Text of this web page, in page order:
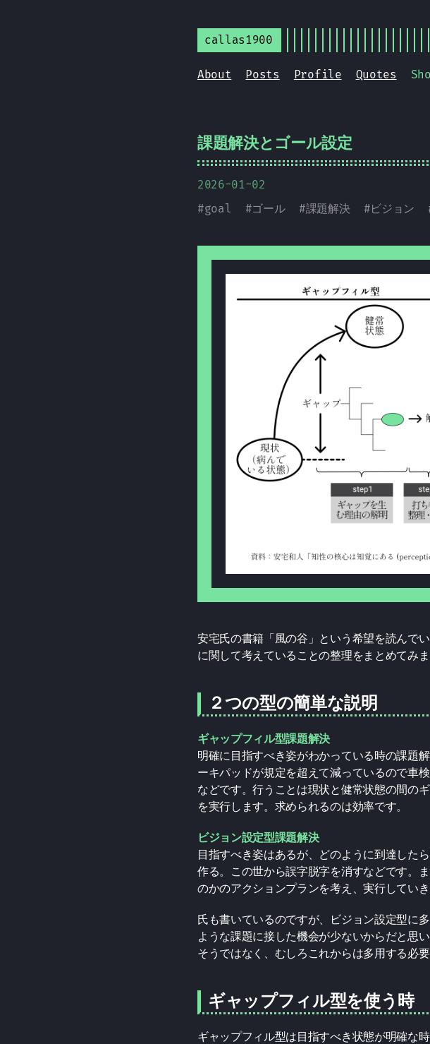
callas1900
About Posts Profile Quotes
課題解決とゴール設定
2026-01-02
#goal #ゴール#課題解決#ビジョン
安宅氏の書籍「風の谷」という希望を読んで
に関して考えていることの整理をまとめてみま
２つの型の簡単な説明
ギャップフィル型課題解決
明確に目指すべき姿がわかっている時の課題
ーキパッドが規定を超えて減っているので車
などです。行うことは現状と健常状態の間の
を実行します。求められるのは効率です。
ビジョン設定型課題解決
目指すべき姿はあるが、どのように到達した
作る。この世から誤字脱字を消すなどです。
のかのアクションプランを考え、実行していき
氏も書いているのですが、ビジョン設定型に
ような課題に接した機会が少ないからだと思
そうではなく、むしろこれからは多用する必
ギャップフィル型を使う時
ギャップフィル型は目指すべき状態が明確な